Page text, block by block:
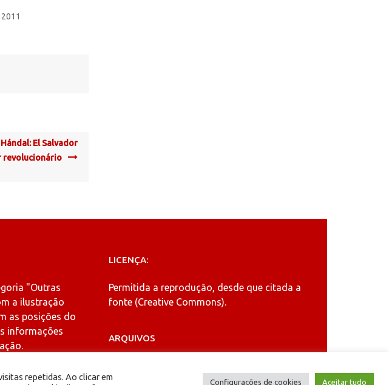
El Salvador
revolucionário
"Outras
a ilustração
as posições do
informações
LICENÇA:
Permitida a reprodução, desde que citada a
fonte (Creative Commons).
ARQUIVOS
repetidas. Ao clicar em
Configurações de cookies Aceitar tudo